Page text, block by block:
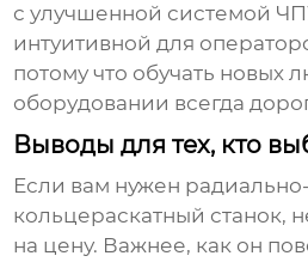
с улучшенной системой
интуитивной для
потому что обучать новых
оборудовании всегда
Выводы для тех, кто
Если вам нужен
кольцераскатный станок,
на цену. Важнее, как он